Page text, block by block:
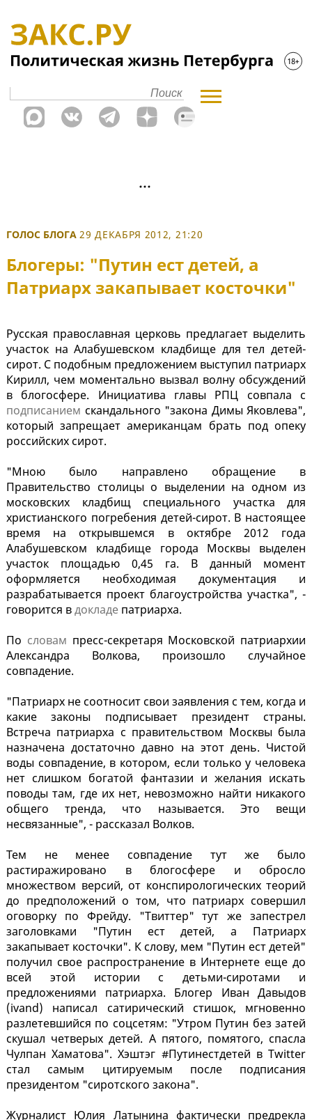
ГОЛОС БЛОГА 29 ДЕКАБРЯ 2012, 21:20
Блогеры: "Путин ест детей, а
Патриарх закапывает косточки"
Русская православная церковь предлагает выделить
участок на Алабушевском кладбище для тел детей-
сирот. С подобным предложением выступил патриарх
Кирилл, чем моментально вызвал волну обсуждений
в блогосфере. Инициатива главы РПЦ совпала с
подписанием скандального "закона Димы Яковлева",
который запрещает американцам брать под опеку
российских сирот.
"Мною было направлено обращение в
Правительство столицы о выделении на одном из
московских кладбищ специального участка для
христианского погребения детей-сирот. В настоящее
время на открывшемся в октябре 2012 года
Алабушевском кладбище города Москвы выделен
участок площадью 0,45 га. В данный момент
оформляется необходимая документация и
разрабатывается проект благоустройства участка", -
говорится вдокладе патриарха.
По словам пресс-секретаря Московской патриархии
Александра Волкова, произошло случайное
совпадение.
"Патриарх не соотносит свои заявления с тем, когда и
какие законы подписывает президент страны.
Встреча патриарха с правительством Москвы была
назначена достаточно давно на этот день. Чистой
воды совпадение, в котором, если только у человека
нет слишком богатой фантазии и желания искать
поводы там, где их нет, невозможно найти никакого
общего тренда, что называется. Это вещи
несвязанные", - рассказал Волков.
Тем не менее совпадение тут же было
растиражировано в блогосфере и обросло
множеством версий, от конспирологических теорий
до предположений о том, что патриарх совершил
оговорку по Фрейду. "Твиттер" тут же запестрел
заголовками "Путин ест детей, а Патриарх
закапывает косточки". К слову, мем "Путин ест детей"
получил свое распространение в Интернете еще до
всей этой истории с детьми-сиротами и
предложениями патриарха. Блогер Иван Давыдов
(ivand) написал сатирический стишок, мгновенно
разлетевшийся по соцсетям: "Утром Путин без затей
скушал четверых детей. А пятого, помятого, спасла
Чулпан Хаматова". Хэштэг #Путинестдетей в Twitter
стал самым цитируемым после подписания
президентом "сиротского закона".
Журналист Юлия Латынина фактически предрекла